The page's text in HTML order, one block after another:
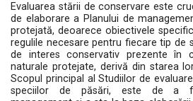
Evaluarea stării de conservare este
de elaborare a Planului de
protejată, deoarece obiectivele
regulile necesare pentru fiecare tip de
de interes conservativ prezente în
naturale protejate, derivă din starea
Scopul principal al Studiilor de
speciilor de păsări, este de a